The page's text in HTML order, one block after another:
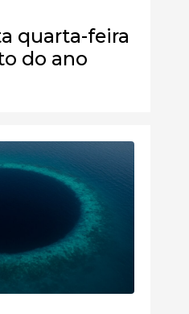
quarta-feira
do ano